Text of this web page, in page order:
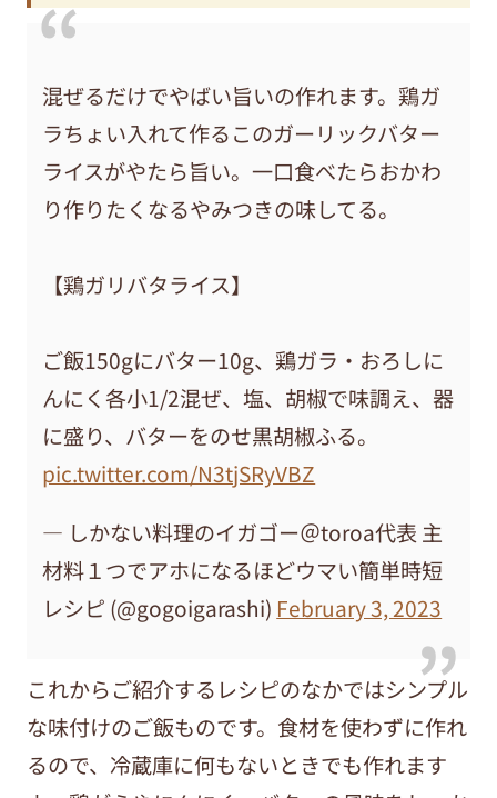
混ぜるだけでやばい旨いの作れます。鶏ガ
ラちょい入れて作るこのガーリックバター
ライスがやたら旨い。一口食べたらおかわ
り作りたくなるやみつきの味してる。
【鶏ガリバタライス】
ご飯150gにバター10g、鶏ガラ・おろしに
んにく各小1/2混ぜ、塩、胡椒で味調え、器
に盛り、バターをのせ黒胡椒ふる。
pic.twitter.com/N3tjSRyVBZ
— しかない料理のイガゴー＠toroa代表 主
材料１つでアホになるほどウマい簡単時短
レシピ (@gogoigarashi) February 3, 2023
これからご紹介するレシピのなかではシンプル
な味付けのご飯ものです。食材を使わずに作れ
るので、冷蔵庫に何もないときでも作れます